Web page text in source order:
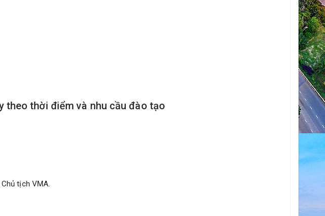
theo thời điểm và nhu cầu đào tạo
tịch VMA.